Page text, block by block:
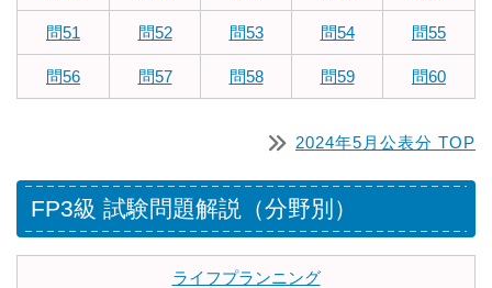
問51 問52 問53 問54 問55
問56 問57 問58 問59 問60
2024年5月公表分 TOP
FP3級 試験問題解説（分野別）
ライフプランニング